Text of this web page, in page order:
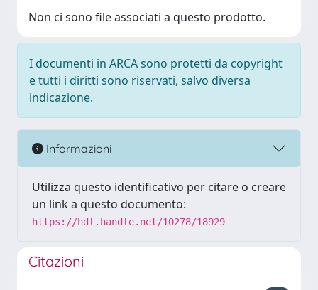
Non ci sono file associati a questo prodotto.
I documenti in ARCA sono protetti da copyright
e tutti i diritti sono riservati, salvo diversa
indicazione.
Informazioni
Utilizza questo identificativo per citare o creare
un link a questo documento:
https://hdl.handle.net/10278/18929
Citazioni